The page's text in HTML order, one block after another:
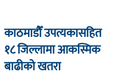
काठमाडौँ उपत्यकासहित
१८ जिल्लामा आकस्मिक
बाढीको खतरा